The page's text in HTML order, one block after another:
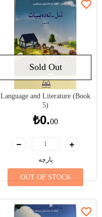
Sold Out
Language and Literature (Book
5)
₺0.00
پارچە
OUT OF STOCK